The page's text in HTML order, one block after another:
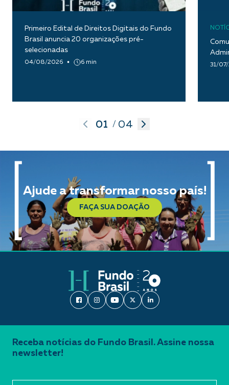
Primeiro Edital de Direitos Digitais do Fundo
Brasil anuncia 20 organizações pré-
selecionadas
04/08/2026 6 min 31/
01 / 04
Ajude a transformar nosso país!
FAÇA SUA DOAÇÃO
Receba notícias do Fundo Brasil. Assine nossa
newsletter!